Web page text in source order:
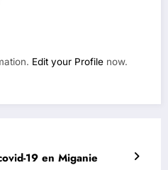
Edit your Profile now.
19 en Miganie